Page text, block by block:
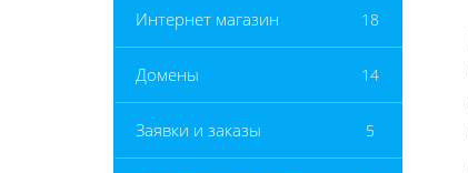
Интернет магазин 18
Домены 14
Заявки и заказы 5